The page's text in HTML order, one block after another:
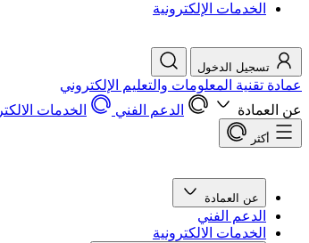
الخدمات الإلكترونية
تسجيل الدخول
عمادة تقنية المعلومات والتعليم الإلكتروني
عن العمادة
الدعم الفني الخدمات
أكثر
عن العمادة
الدعم الفني
الخدمات الالكترونية